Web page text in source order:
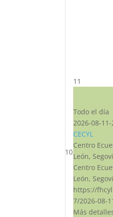
10
11
Todo el día
2026-08-
CECYL
Centro
León,
Centro
León,
https://
7/2026-08-
Más